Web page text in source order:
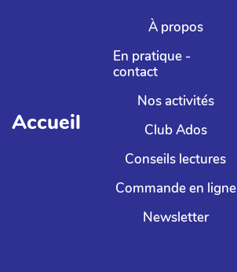
Aller au contenu principal
Accueil
À propos
En pratique -
contact
Nos activités
Club Ados
Conseils lectures
Commande en ligne
Newsletter